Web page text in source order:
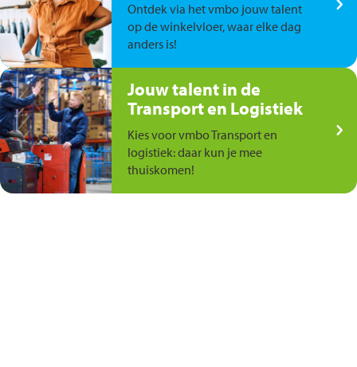
Ontdek via het vmbo jouw talent
op de winkelvloer, waar elke dag
anders is!
Jouw talent in de
Transport en Logistiek
Kies voor vmbo Transport en
logistiek: daar kun je mee
thuiskomen!